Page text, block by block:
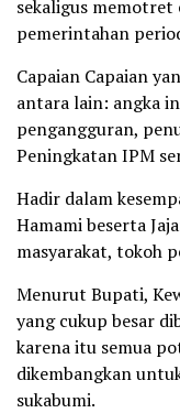
sekaligus memotret
pemerintahan
Capaian Capaian
antara lain: angka
pengangguran,
Peningkatan IPM
Hadir dalam
Hamami beserta
masyarakat, tokoh
Menurut Bupati,
yang cukup besar
karena itu semua
dikembangkan
sukabumi.